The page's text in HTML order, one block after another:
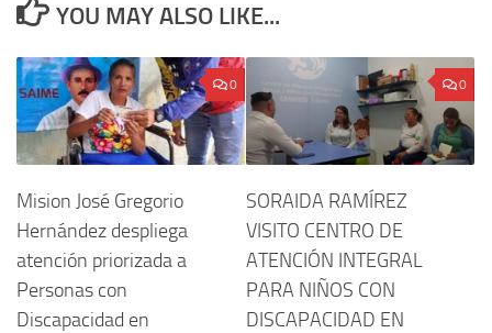
YOU MAY ALSO LIKE...
0
Mision José Gregorio
Hernández despliega
atención priorizada a
Personas con
Discapacidad en
0
SORAIDA RAMÍREZ
VISITO CENTRO DE
ATENCIÓN INTEGRAL
PARA NIÑOS CON
DISCAPACIDAD EN